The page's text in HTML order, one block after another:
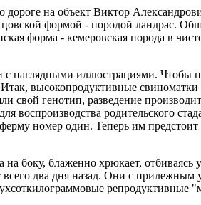
на объект Виктор
формой - породой ландрас.
форма - кемеровская порода в
наглядными иллюстрациями. Чтобы
высокопродуктивные
свой генотип, разведение
родительского
номер один. Теперь им
боку, блаженно хрюкает,
два дня назад. Они с прилежным